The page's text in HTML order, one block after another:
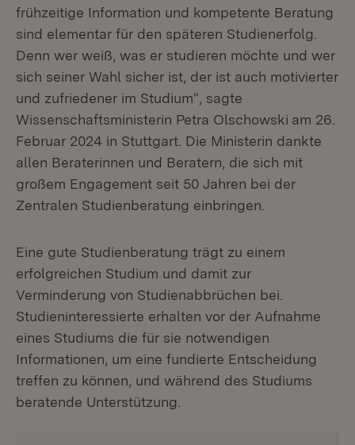
frühzeitige Information und kompetente Beratung
sind elementar für den späteren Studienerfolg.
Denn wer weiß, was er studieren möchte und wer
sich seiner Wahl sicher ist, der ist auch motivierter
und zufriedener im Studium“, sagte
Wissenschaftsministerin Petra Olschowski am 26.
Februar 2024 in Stuttgart. Die Ministerin dankte
allen Beraterinnen und Beratern, die sich mit
großem Engagement seit 50 Jahren bei der
Zentralen Studienberatung einbringen.
Eine gute Studienberatung trägt zu einem
erfolgreichen Studium und damit zur
Verminderung von Studienabbrüchen bei.
Studieninteressierte erhalten vor der Aufnahme
eines Studiums die für sie notwendigen
Informationen, um eine fundierte Entscheidung
treffen zu können, und während des Studiums
beratende Unterstützung.